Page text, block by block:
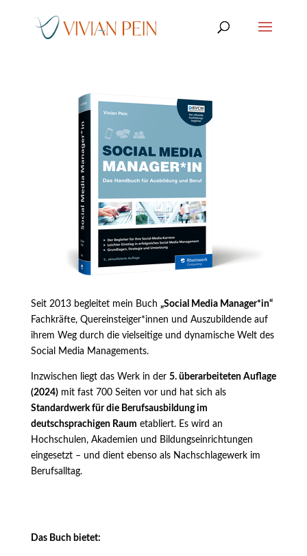
Seit 2013 begleitet mein Buch „Social Media Manager*in“
Fachkräfte, Quereinsteiger*innen und Auszubildende auf
ihrem Weg durch die vielseitige und dynamische Welt des
Social Media Managements.
Inzwischen liegt das Werk in der 5. überarbeiteten Auflage
(2024)mit fast 700 Seiten vor und hat sich als
Standardwerk für die Berufsausbildung im
deutschsprachigen Raum etabliert. Es wird an
Hochschulen, Akademien und Bildungseinrichtungen
eingesetzt – und dient ebenso als Nachschlagewerk im
Berufsalltag.
Das Buch bietet: